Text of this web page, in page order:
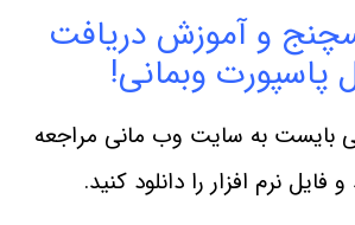
و آموزش دریافت
پاسپورت وبمانی!
بایست به سایت وب مانی مراجعه
فایل نرم افزار را دانلود کنید.